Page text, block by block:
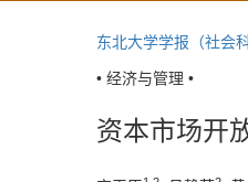
东北大学学报（社会
• 经济与管理 •
资本市场开